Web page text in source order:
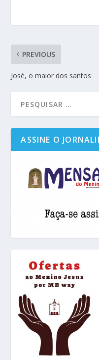
PREVIOUS
José, o maior dos santos
ASSINE O